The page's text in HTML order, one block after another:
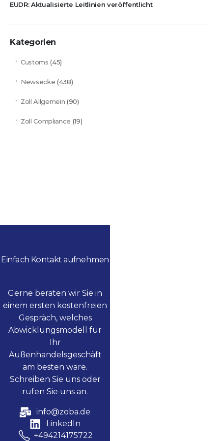
EUDR: Aktualisierte Leitlinien veröffentlicht
Kategorien
Customs (45)
Newsecke (438)
Zoll Allgemein (90)
Zoll Compliance (19)
Einfach Kontakt aufnehmen
Gerne beraten wir Sie in
einem ersten kostenfreien
Gespräch, welches
Abwicklungsmodell für
Ihr
Außenhandelsgeschäft
am besten wäre.
Schreiben Sie uns oder
rufen Sie uns an.
info@zoba.de
LinkedIn
+494214175722